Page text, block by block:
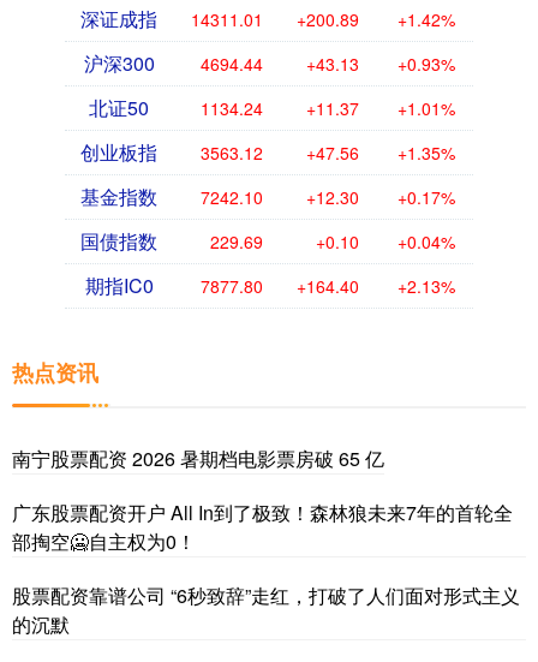
深证成指 14311.01 +200.89 +1.42%
沪深300 4694.44 +43.13 +0.93%
北证50 1134.24 +11.37 +1.01%
创业板指 3563.12 +47.56 +1.35%
基金指数 7242.10 +12.30 +0.17%
国债指数 229.69 +0.10 +0.04%
期指IC0 7877.80 +164.40 +2.13%
热点资讯
南宁股票配资 2026 暑期档电影票房破 65 亿
广东股票配资开户 All In到了极致！森林狼未来7年的首轮全
部掏空🥶自主权为0！
股票配资靠谱公司 “6秒致辞”走红，打破了人们面对形式主义
的沉默